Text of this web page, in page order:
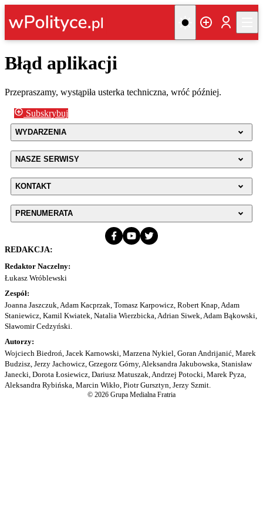
Błąd aplikacji
Przepraszamy, wystąpiła usterka techniczna, wróć później.
Subskrybuj
WYDARZENIA
NASZE SERWISY
KONTAKT
PRENUMERATA
REDAKCJA:
Redaktor Naczelny:
Łukasz Wróblewski
Zespół:
Joanna Jaszczuk, Adam Kacprzak, Tomasz Karpowicz, Robert Knap, Adam
Staniewicz, Kamil Kwiatek, Natalia Wierzbicka, Adrian Siwek, Adam Bąkowski,
Sławomir Cedzyński.
Autorzy:
Wojciech Biedroń, Jacek Karnowski, Marzena Nykiel, Goran Andrijanić, Marek
Budzisz, Jerzy Jachowicz, Grzegorz Górny, Aleksandra Jakubowska, Stanisław
Janecki, Dorota Łosiewicz, Dariusz Matuszak, Andrzej Potocki, Marek Pyza,
Aleksandra Rybińska, Marcin Wikło, Piotr Gursztyn, Jerzy Szmit.
© 2026 Grupa Medialna Fratria